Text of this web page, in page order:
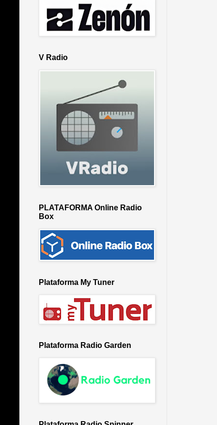
V Radio
PLATAFORMA Online Radio
Box
Plataforma My Tuner
Plataforma Radio Garden